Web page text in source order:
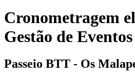
Cronometragem
Gestão de Eventos
Passeio BTT - Os